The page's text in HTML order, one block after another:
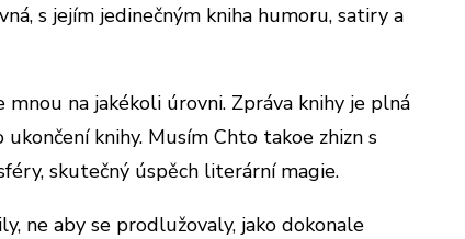
s jejím jedinečným kniha humoru, satiry a
na jakékoli úrovni. Zpráva knihy je plná
knihy. Musím Chto takoe zhizn s
skutečný úspěch literární magie.
ne aby se prodlužovaly, jako dokonale